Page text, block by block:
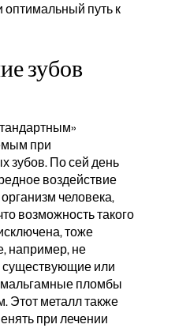
путь к
зубов
при
зубов. По сей день
воздействие
человека,
возможность такого
тоже
например, не
существующие или
пломбы
металл также
при лечении